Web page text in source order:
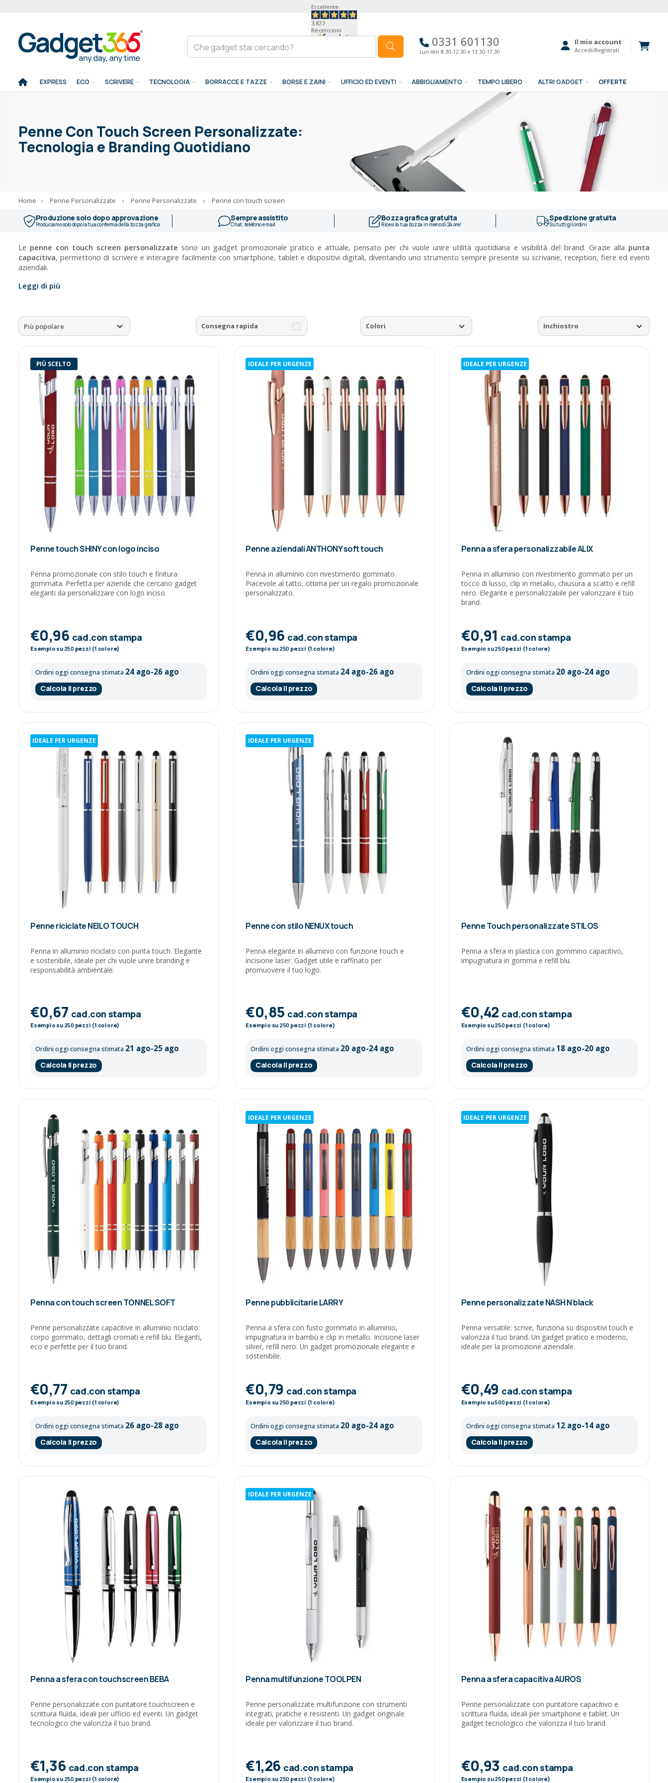
Eccellente
3.877
Recensioni
0331 601130
Lun-Ven 8.30-12.30 e 13.30-17.30
Il mio account
Accedi/Registrati
EXPRESS ECO SCRIVERE TECNOLOGIA BORRACCE E TAZZE BORSE E ZAINI UFFICIO ED EVENTI ABBIGLIAMENTO TEMPO LIBERO ALTRI GADGET OFFERTE
Penne Con Touch Screen Personalizzate:
Tecnologia e Branding Quotidiano
Home › Penne Personalizzate › Penne Personalizzate › Penne con touch screen
Produzione solo dopo approvazione
Produciamo solo dopo la tua conferma della bozza grafica
Sempre assistito
Chat, telefono e mail
Bozza grafica gratuita
Ricevi la tua bozza in meno di 24 ore!
Spedizione gratuita
Su tutti gli ordini
Le penne con touch screen personalizzate sono un gadget promozionale pratico e attuale, pensato per chi vuole unire utilità quotidiana e visibilità del brand. Grazie alla punta
capacitiva, permettono di scrivere e interagire facilmente con smartphone, tablet e dispositivi digitali, diventando uno strumento sempre presente su scrivanie, reception, fiere ed eventi
aziendali.
Leggi di più
Più popolare Consegna rapida Colori Inchiostro
PIÙ SCELTO
Penne touch SHINY con logo inciso
Penna promozionale con stilo touch e finitura
gommata. Perfetta per aziende che cercano gadget
eleganti da personalizzare con logo inciso.
€0,96 cad.con stampa
Esempio su 250pezzi (1 colore)
Ordini oggi consegna stimata 24 ago-26 ago
Calcola il prezzo
IDEALE PER URGENZE
Penne aziendali ANTHONY soft touch
Penna in alluminio con rivestimento gommato.
Piacevole al tatto, ottima per un regalo promozionale
personalizzato.
€0,96 cad.con stampa
Esempio su 250 pezzi (1 colore)
Ordini oggi consegna stimata 24 ago-26 ago
Calcola il prezzo
IDEALE PER URGENZE
Penna a sfera personalizzabile ALIX
Penna in alluminio con rivestimento gommato per un
tocco di lusso, clip in metallo, chiusura a scatto e refill
nero. Elegante e personalizzabile per valorizzare il tuo
brand.
€0,91 cad.con stampa
Esempio su250pezzi (1 colore)
Ordini oggi consegna stimata 20 ago-24 ago
Calcola il prezzo
IDEALE PER URGENZE
Penne riciclate NEILO TOUCH
Penna in alluminio riciclato con punta touch. Elegante
e sostenibile, ideale per chi vuole unire branding e
responsabilità ambientale.
€0,67 cad.con stampa
Esempio su 250pezzi (1 colore)
Ordini oggi consegna stimata 21 ago-25 ago
Calcola il prezzo
IDEALE PER URGENZE
Penne con stilo NENUX touch
Penna elegante in alluminio con funzione touch e
incisione laser. Gadget utile e raffinato per
promuovere il tuo logo.
€0,85 cad.con stampa
Esempio su 250 pezzi (1 colore)
Ordini oggi consegna stimata 20 ago-24 ago
Calcola il prezzo
Penne Touch personalizzate STILOS
Penna a sfera in plastica con gommino capacitivo,
impugnatura in gomma e refill blu.
€0,42 cad.con stampa
Esempio su250pezzi (1 colore)
Ordini oggi consegna stimata 18 ago-20 ago
Calcola il prezzo
Penna con touch screen TONNEL SOFT
Penne personalizzate capacitive in alluminio riciclato:
corpo gommato, dettagli cromati e refill blu. Eleganti,
eco e perfette per il tuo brand.
€0,77 cad.con stampa
Esempio su 250pezzi (1 colore)
Ordini oggi consegna stimata 26 ago-28 ago
Calcola il prezzo
IDEALE PER URGENZE
Penne pubblicitarie LARRY
Penna a sfera con fusto gommato in alluminio,
impugnatura in bambù e clip in metallo. Incisione laser
silver, refill nero. Un gadget promozionale elegante e
sostenibile.
€0,79 cad.con stampa
Esempio su 250 pezzi (1 colore)
Ordini oggi consegna stimata 20 ago-24 ago
Calcola il prezzo
IDEALE PER URGENZE
Penne personalizzate NASH N black
Penna versatile: scrive, funziona su dispositivi touch e
valorizza il tuo brand. Un gadget pratico e moderno,
ideale per la promozione aziendale.
€0,49 cad.con stampa
Esempio su500pezzi (1 colore)
Ordini oggi consegna stimata 12 ago-14 ago
Calcola il prezzo
Penna a sfera con touchscreen BEBA
Penne personalizzate con puntatore touchscreen e
scrittura fluida, ideali per ufficio ed eventi. Un gadget
tecnologico che valorizza il tuo brand.
€1,36 cad.con stampa
Esempio su 250pezzi (1 colore)
IDEALE PER URGENZE
Penna multifunzione TOOLPEN
Penne personalizzate multifunzione con strumenti
integrati, pratiche e resistenti. Un gadget originale
ideale per valorizzare il tuo brand.
€1,26 cad.con stampa
Esempio su 250 pezzi (1 colore)
Penna a sfera capacitiva AUROS
Penne personalizzate con puntatore capacitivo e
scrittura fluida, ideali per smartphone e tablet. Un
gadget tecnologico che valorizza il tuo brand.
€0,93 cad.con stampa
Esempio su250pezzi (1 colore)